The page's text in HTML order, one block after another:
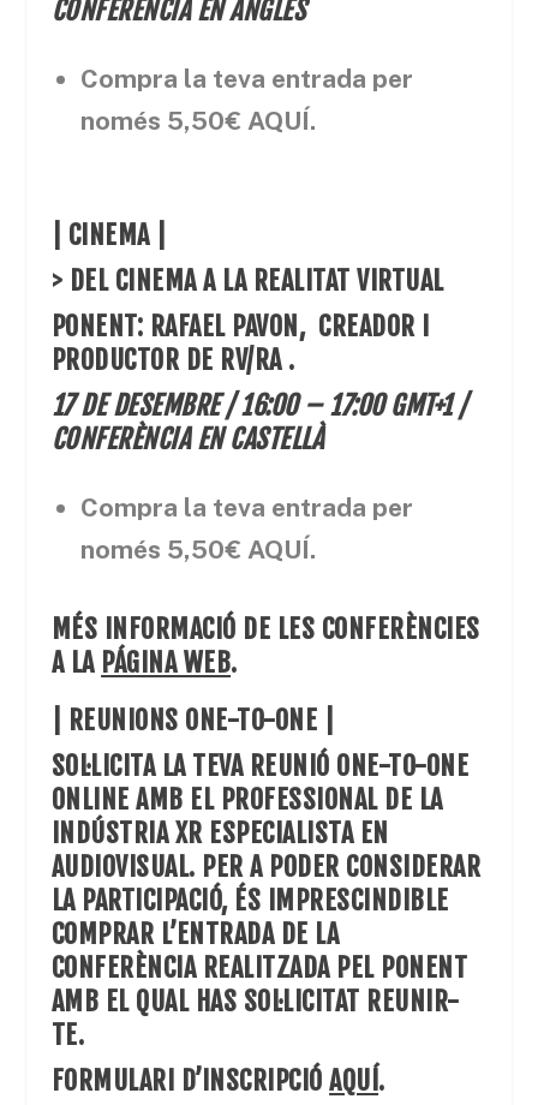
CONFERÈNCIA EN ANGLÈS
Compra la teva entrada per
només 5,50€ AQUÍ.
| CINEMA |
> DEL CINEMA A LA REALITAT VIRTUAL
PONENT: RAFAEL PAVON , CREADOR I
PRODUCTOR DE RV/RA .
17 DE DESEMBRE / 16:00 – 17:00 GMT+1 /
CONFERÈNCIA EN CASTELLÀ
Compra la teva entrada per
només 5,50€ AQUÍ.
MÉS INFORMACIÓ DE LES CONFERÈNCIES
A LA PÁGINA WEB.
| REUNIONS ONE-TO-ONE |
SOL·LICITA LA TEVA REUNIÓ ONE-TO-ONE
ONLINE AMB EL PROFESSIONAL DE LA
INDÚSTRIA XR ESPECIALISTA EN
AUDIOVISUAL. PER A PODER CONSIDERAR
LA PARTICIPACIÓ, ÉS IMPRESCINDIBLE
COMPRAR L’ENTRADA DE LA
CONFERÈNCIA REALITZADA PEL PONENT
AMB EL QUAL HAS SOL·LICITAT REUNIR-
TE.
FORMULARI D’INSCRIPCIÓ AQUÍ .